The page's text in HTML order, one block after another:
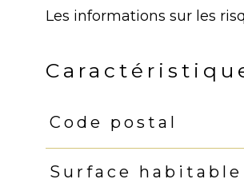
Les informations sur les
Caractéristiques
Code postal
Surface habitable